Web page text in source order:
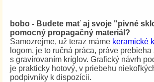
bobo - Budete mať aj svoje "pivné
pomocný propagačný materiál?
Samozrejme, už teraz máme keramické
logom, je to ručná práca, práve prebieha
s gravírovaním kríglov. Grafický návrh
je prakticky hotový, v priebehu
podpivníky k dispozícii.